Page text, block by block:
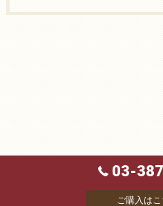
03-
ご購入はこ